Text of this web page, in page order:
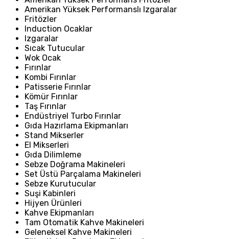
Amerikan Yüksek Performanslı Izgaralar
Fritözler
Induction Ocaklar
Izgaralar
Sıcak Tutucular
Wok Ocak
Fırınlar
Kombi Fırınlar
Patisserie Fırınlar
Kömür Fırınlar
Taş Fırınlar
Endüstriyel Turbo Fırınlar
Gıda Hazırlama Ekipmanları
Stand Mikserler
El Mikserleri
Gıda Dilimleme
Sebze Doğrama Makineleri
Set Üstü Parçalama Makineleri
Sebze Kurutucular
Suşi Kabinleri
Hijyen Ürünleri
Kahve Ekipmanları
Tam Otomatik Kahve Makineleri
Geleneksel Kahve Makineleri